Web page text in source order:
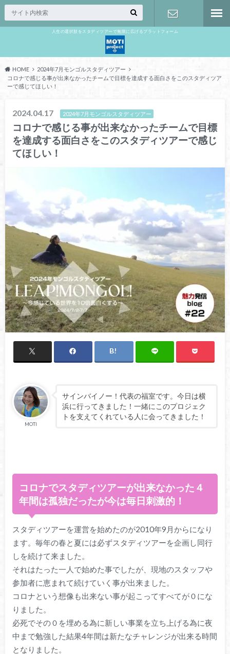
人生の選択肢をスタディツアーで無限に広げるプラットフォーム
HOME
2024年7月モンゴルスタディツアー
コロナで感じる事が出来なかったチームで目標を達成する面白さをこのスタディツア
ーで感じてほしい！
2024.04.17 2024年7月モンゴルスタディツアー
コロナで感じる事が出来なかったチームで目標
を達成する面白さをこのスタディツアーで感じ
てほしい！
MOTI
サインバイノー！代表の福室です。今日は横
浜に行ってきました！一緒にこのプロジェク
トを支えてくれている人に会ってきました！
コロナでスタディツアーが出来なかった４
年間は孤独だったが今は毎日刺激的！
スタディツアーを運営を始めたのが2010年9月からになり
ます。毎年の春と夏には必ずスタディツアーを企画し同行
しを続けて来ました。
それはたった一人で始めた事でしたが、現地のスタッフや
参加者に恵まれて続けていく事が出来ました。
コロナという想像も出来ない事が起こってすべてが０にな
りました。
必死でその０を埋める為に新しい事業を立ち上げる為に夜
中まで勉強した結果4年間は新たなチャレンジが出来る時間
となりました。